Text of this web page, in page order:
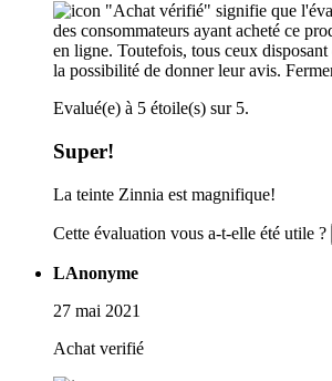
"Achat vérifié" signifie que
des consommateurs ayant acheté ce
en ligne. Toutefois, tous ceux
la possibilité de donner leur avis.
Evalué(e) à 5 étoile(s) sur 5.
Super!
La teinte Zinnia est magnifique!
Cette évaluation vous a-t-elle été utile ?
LAnonyme
27 mai 2021
Achat verifié